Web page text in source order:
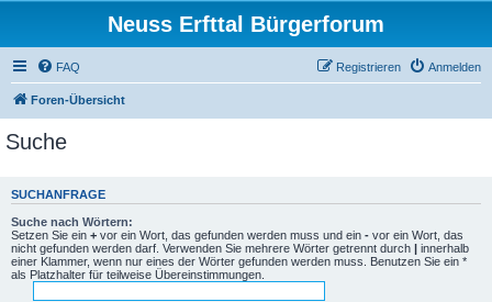
Neuss Erfttal Bürgerforum
FAQ Anmelden
Registrieren
Foren-Übersicht
Suche
SUCHANFRAGE
Suche nach Wörtern:
Setzen Sie ein + vor ein Wort, das gefunden werden muss und ein - vor ein Wort, das
nicht gefunden werden darf. Verwenden Sie mehrere Wörter getrennt durch | innerhalb
einer Klammer, wenn nur eines der Wörter gefunden werden muss. Benutzen Sie ein *
als Platzhalter für teilweise Übereinstimmungen.